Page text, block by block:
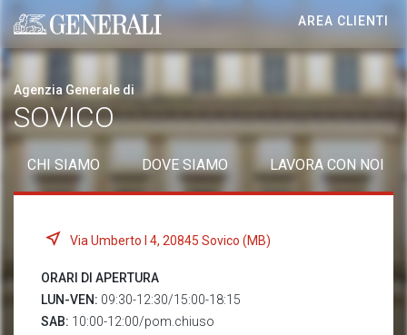
Generali logo
AREA CLIENTI
Agenzia Generale di
SOVICO
CHI SIAMO DOVE SIAMO LAVORA CON NOI
Via Umberto I 4, 20845 Sovico (MB)
ORARI DI APERTURA
LUN-VEN: 09:30-12:30/15:00-18:15
SAB: 10:00-12:00/pom.chiuso